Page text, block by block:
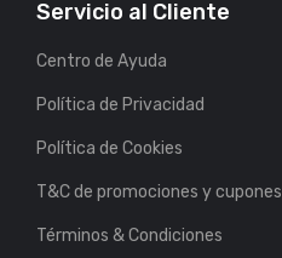
Servicio al Cliente
Centro de Ayuda
Política de Privacidad
Política de Cookies
T&C de promociones y cupones
Términos & Condiciones